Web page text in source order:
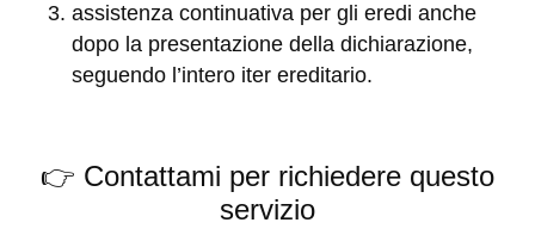
assistenza continuativa per gli eredi anche
dopo la presentazione della dichiarazione,
seguendo l’intero iter ereditario.
👉 Contattami per richiedere questo
servizio